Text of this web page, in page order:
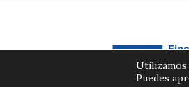
Utilizamos
Puedes